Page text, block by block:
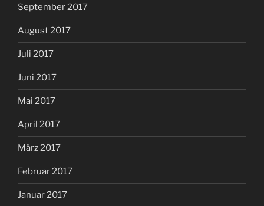
September 2017
August 2017
Juli 2017
Juni 2017
Mai 2017
April 2017
März 2017
Februar 2017
Januar 2017